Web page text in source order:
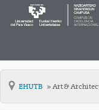
EHUTB Art &